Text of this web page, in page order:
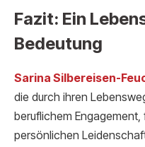
Fazit: Ein
Bedeutung
Sarina Silbereisen-
die durch ihren
beruflichem
persönlichen